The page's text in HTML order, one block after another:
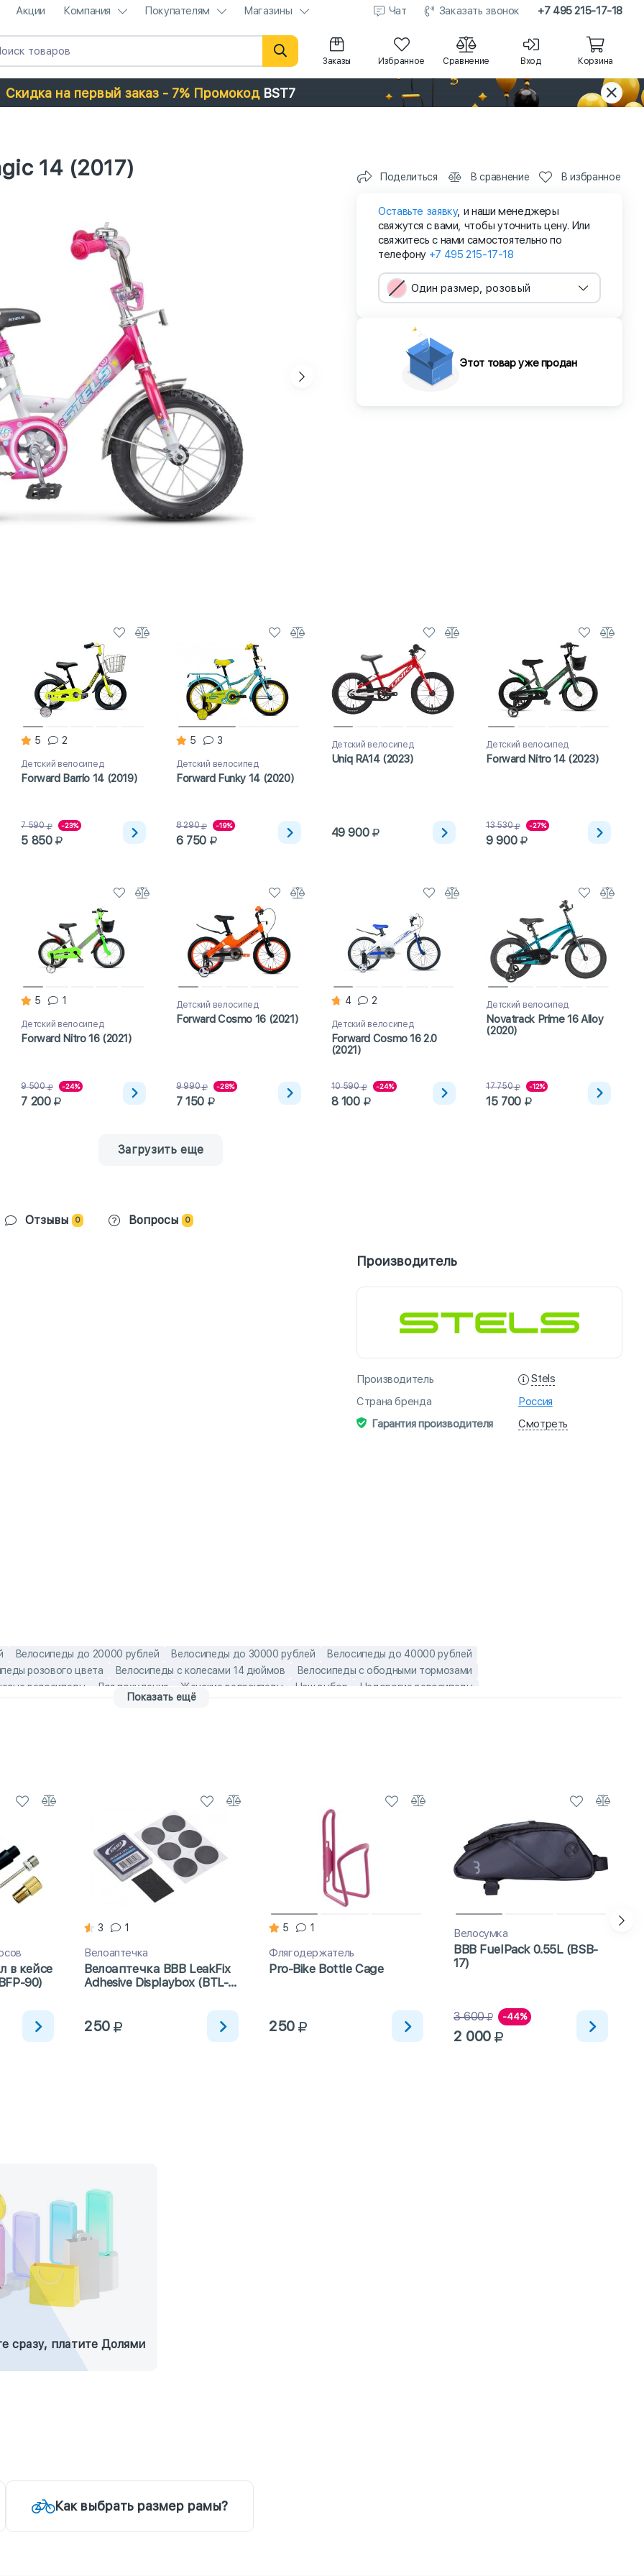
Акции Компания Покупателям Магазины Чат Заказать звонок +7 495 215-17-18
Заказы Избранное Сравнение Вход Корзина
Скидка на первый заказ - 7% Промокод BST7
14 (2017) Поделиться В сравнение В избранное
Оставьте заявку, и наши менеджеры
свяжутся с вами, чтобы уточнить цену. Или
свяжитесь с нами самостоятельно по
телефону +7 495 215-17-18
Один размер, розовый
Этот товар уже продан
5 2
Детский велосипед
Forward Barrio 14 (2019)
7 590 -23%
5 850
5 3
Детский велосипед
Forward Funky 14 (2020)
8 290 -19%
6 750
Детский велосипед
Uniq RA14 (2023)
49 900
Детский велосипед
Forward Nitro 14 (2023)
13 530 -27%
9 900
5 1
Детский велосипед
Forward Nitro 16 (2021)
9 500 -24%
7 200
Детский велосипед
Forward Cosmo 16 (2021)
9 990 -28%
7 150
4 2
Детский велосипед
Forward Cosmo 16 2.0
(2021)
10 590 -24%
8 100
Детский велосипед
Novatrack Prime 16 Alloy
(2020)
17 750 -12%
15 700
Загрузить еще
Отзывы 0 Вопросы 0
Производитель
Производитель
Stels
Страна бренда
Россия
Гарантия производителя
Смотреть
Велосипеды до 20000 рублей Велосипеды до 30000 рублей
Велосипеды до 40000 рублей
розового цвета Велосипеды с колесами 14 дюймов
Велосипеды с ободными тормозами
велосипеды Для похудения Женские велосипеды Наш выбор
Недорогие велосипеды
Российские велосипеды Хит продаж
велосипеды
Показать ещё
в кейсе
90)
3 1
Велоаптечка
Велоаптечка BBB LeakFix
Adhesive Displaybox (BTL-
250
5 1
Флягодержатель
Pro-Bike Bottle Сage
250
Велосумка
BBB FuelPack 0.55L (BSB-
17)
3 600 -44%
2 000
сразу, платите Долями
Как выбрать размер рамы?